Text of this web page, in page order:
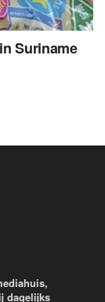
Suriname
dagelijks